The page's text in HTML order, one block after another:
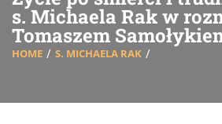
s. Michaela Rak w
Tomaszem
HOME S. MICHAELA RAK